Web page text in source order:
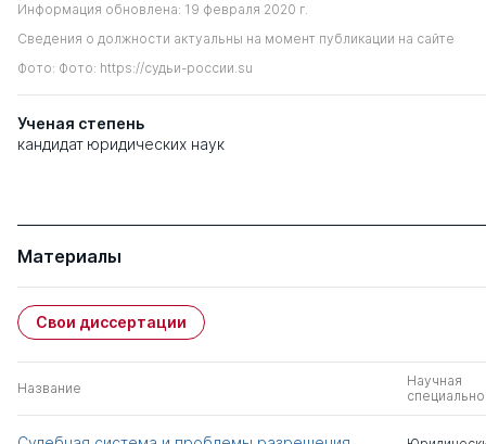
Информация обновлена: 19 февраля 2020 г.
Сведения о должности актуальны на момент публикации на сайте
Фото: Фото: https://судьи-россии.su
Ученая степень
кандидат юридических наук
Материалы
Свои диссертации
Название
Научная